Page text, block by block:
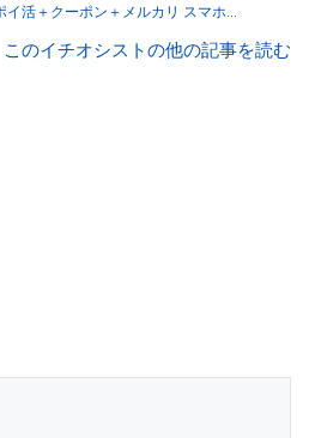
活＋クーポン＋メルカリ スマホで
稼ぐ！』（翔泳社刊） ほか著書多
このイチオシストの他の記事を読む